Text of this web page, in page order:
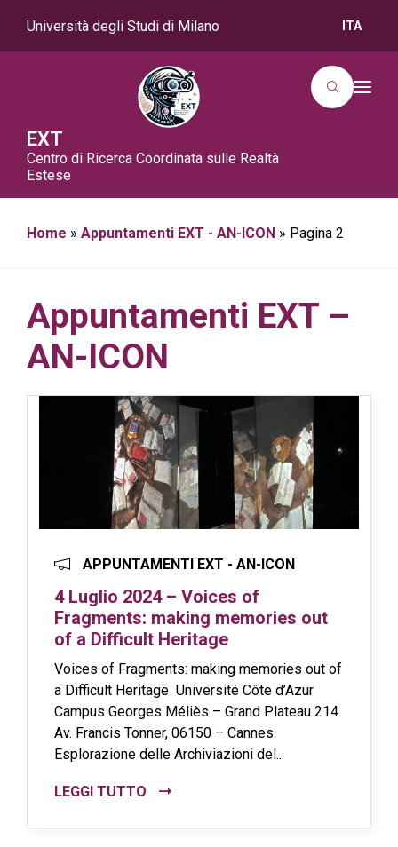
Università degli Studi di Milano ITA
EXT
Centro di Ricerca Coordinata sulle Realtà
Estese
T
v
Home » Appuntamenti EXT - AN-ICON » Pagina 2
Appuntamenti EXT –
AN-ICON
APPUNTAMENTI EXT - AN-ICON
4 Luglio 2024 – Voices of
Fragments: making memories out
of a Difficult Heritage
Voices of Fragments: making memories out of
a Difficult Heritage Université Côte d’Azur
Campus Georges Méliès – Grand Plateau 214
Av. Francis Tonner, 06150 – Cannes
Esplorazione delle Archiviazioni del...
LEGGI TUTTO